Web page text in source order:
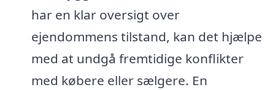
har en klar oversigt over
ejendommens tilstand, kan det hjælpe
med at undgå fremtidige konflikter
med købere eller sælgere. En